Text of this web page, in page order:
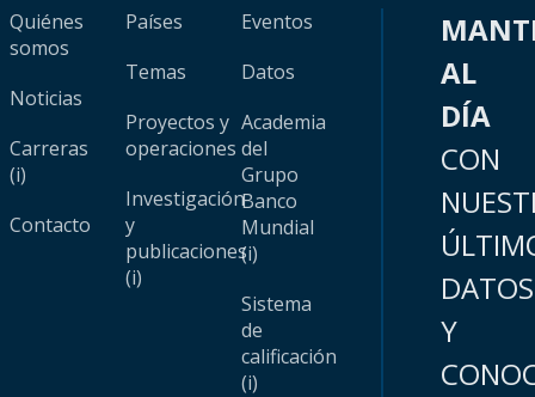
Quiénes
somos
Noticias
Carreras
(i)
Contacto
Países
Temas
Proyectos y
operaciones
Investigación
y
publicaciones
(i)
Eventos
Datos
Academia
del
Grupo
Banco
Mundial
(i)
Sistema
de
calificación
(i)
AL
DÍA
CON
DATOS
Y